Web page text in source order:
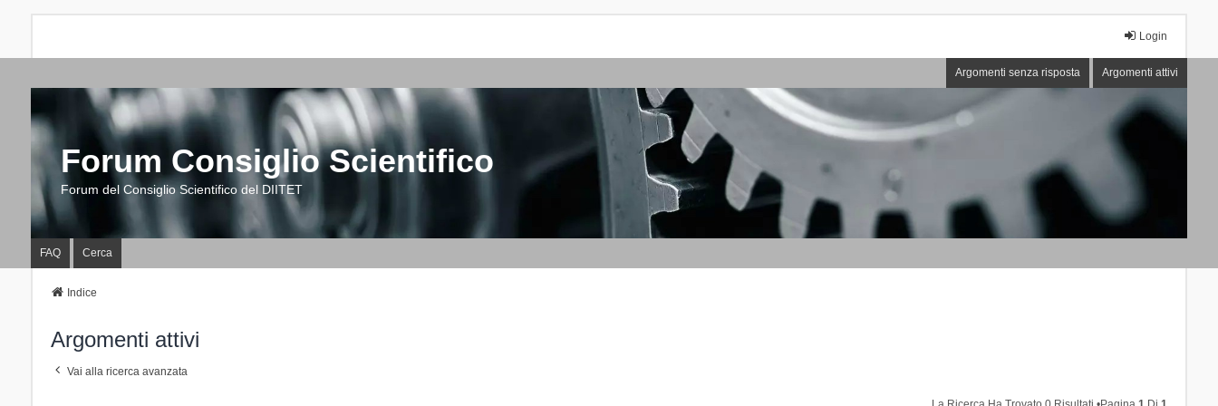
Login
Argomenti senza risposta Argomenti attivi
Forum Consiglio Scientifico
Forum del Consiglio Scientifico del DIITET
FAQ Cerca
Indice
Argomenti attivi
Vai alla ricerca avanzata